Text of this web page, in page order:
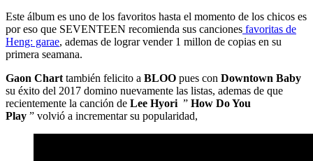
Este álbum es uno de los favoritos hasta el momento de los chicos es
por eso que SEVENTEEN recomienda sus canciones favoritas de
Heng: garae, ademas de lograr vender 1 millon de copias en su
primera seamana.
Gaon Chart también felicito a BLOO pues con Downtown Baby
su éxito del 2017 domino nuevamente las listas, ademas de que
recientemente la canción de Lee Hyori ” How Do You
Play ” volvió a incrementar su popularidad,